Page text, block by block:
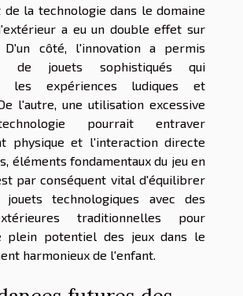
de la technologie dans le domaine
a eu un double effet sur
côté, l'innovation a permis
de jouets sophistiqués qui
les expériences ludiques et
l'autre, une utilisation excessive
pourrait entraver
physique et l'interaction directe
éléments fondamentaux du jeu en
par conséquent vital d'équilibrer
jouets technologiques avec des
traditionnelles pour
plein potentiel des jeux dans le
harmonieux de l'enfant.